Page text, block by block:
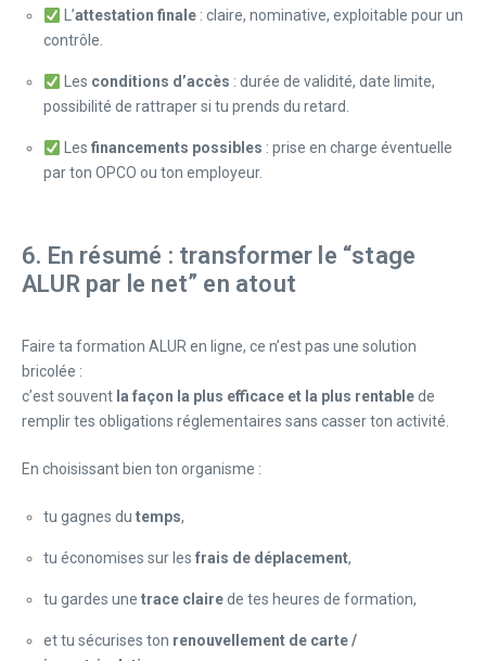
L’attestation finale: claire, nominative, exploitable pour un
contrôle.
Les conditions d’accès : durée de validité, date limite,
possibilité de rattraper si tu prends du retard.
Les financements possibles : prise en charge éventuelle
par ton OPCO ou ton employeur.
6. En résumé : transformer le “stage
ALUR par le net” en atout
Faire ta formation ALUR en ligne, ce n’est pas une solution
bricolée :
c’est souvent la façon la plus efficace et la plus rentablede
remplir tes obligations réglementaires sans casser ton activité.
En choisissant bien ton organisme :
tu gagnes du temps,
tu économises sur les frais de déplacement,
tu gardes une trace clairede tes heures de formation,
et tu sécurises ton renouvellement de carte /